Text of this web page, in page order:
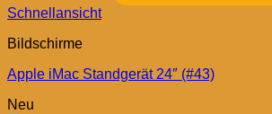
Schnellansicht
Bildschirme
Apple iMac Standgerät 24″ (#43)
Neu